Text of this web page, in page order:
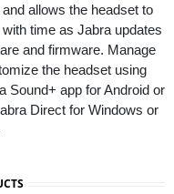
allows the headset to
time as Jabra updates
and firmware. Manage
the headset using
Sound+ app for Android or
Direct for Windows or